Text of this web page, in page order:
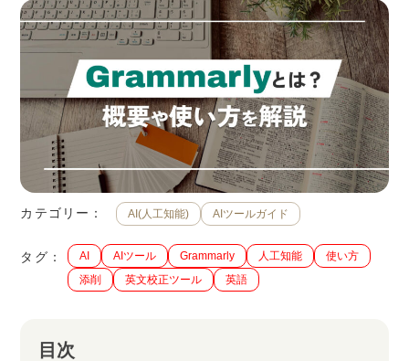
カテゴリー： AI(人工知能) AIツールガイド
タグ： AI AIツール Grammarly 人工知能
使い方
添削
英文校正ツール 英語
目次